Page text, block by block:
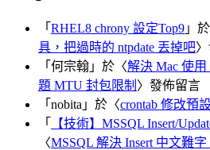
「 RHEL8 chrony 設定Top9 」
具，把過時的 ntpdate 丟掉吧
「 何宗翰 」於〈解決 Mac 使用
題 MTU 封包限制 〉發佈留言
「 nobita 」於〈crontab 修改預
「
【技術】MSSQL Insert/
〈MSSQL 解決 Insert 中文難